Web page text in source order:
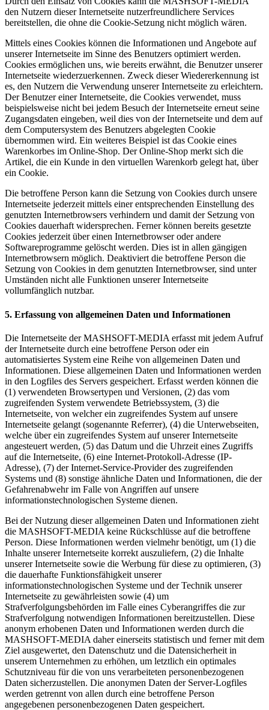
den Nutzern dieser Internetseite nutzerfreundlichere Services
bereitstellen, die ohne die Cookie-Setzung nicht möglich wären.
Mittels eines Cookies können die Informationen und Angebote auf
unserer Internetseite im Sinne des Benutzers optimiert werden.
Cookies ermöglichen uns, wie bereits erwähnt, die Benutzer unserer
Internetseite wiederzuerkennen. Zweck dieser Wiedererkennung ist
es, den Nutzern die Verwendung unserer Internetseite zu erleichtern.
Der Benutzer einer Internetseite, die Cookies verwendet, muss
beispielsweise nicht bei jedem Besuch der Internetseite erneut seine
Zugangsdaten eingeben, weil dies von der Internetseite und dem auf
dem Computersystem des Benutzers abgelegten Cookie
übernommen wird. Ein weiteres Beispiel ist das Cookie eines
Warenkorbes im Online-Shop. Der Online-Shop merkt sich die
Artikel, die ein Kunde in den virtuellen Warenkorb gelegt hat, über
ein Cookie.
Die betroffene Person kann die Setzung von Cookies durch unsere
Internetseite jederzeit mittels einer entsprechenden Einstellung des
genutzten Internetbrowsers verhindern und damit der Setzung von
Cookies dauerhaft widersprechen. Ferner können bereits gesetzte
Cookies jederzeit über einen Internetbrowser oder andere
Softwareprogramme gelöscht werden. Dies ist in allen gängigen
Internetbrowsern möglich. Deaktiviert die betroffene Person die
Setzung von Cookies in dem genutzten Internetbrowser, sind unter
Umständen nicht alle Funktionen unserer Internetseite
vollumfänglich nutzbar.
5. Erfassung von allgemeinen Daten und Informationen
Die Internetseite der MASHSOFT-MEDIA erfasst mit jedem Aufruf
der Internetseite durch eine betroffene Person oder ein
automatisiertes System eine Reihe von allgemeinen Daten und
Informationen. Diese allgemeinen Daten und Informationen werden
in den Logfiles des Servers gespeichert. Erfasst werden können die
(1) verwendeten Browsertypen und Versionen, (2) das vom
zugreifenden System verwendete Betriebssystem, (3) die
Internetseite, von welcher ein zugreifendes System auf unsere
Internetseite gelangt (sogenannte Referrer), (4) die Unterwebseiten,
welche über ein zugreifendes System auf unserer Internetseite
angesteuert werden, (5) das Datum und die Uhrzeit eines Zugriffs
auf die Internetseite, (6) eine Internet-Protokoll-Adresse (IP-
Adresse), (7) der Internet-Service-Provider des zugreifenden
Systems und (8) sonstige ähnliche Daten und Informationen, die der
Gefahrenabwehr im Falle von Angriffen auf unsere
informationstechnologischen Systeme dienen.
Bei der Nutzung dieser allgemeinen Daten und Informationen zieht
die MASHSOFT-MEDIA keine Rückschlüsse auf die betroffene
Person. Diese Informationen werden vielmehr benötigt, um (1) die
Inhalte unserer Internetseite korrekt auszuliefern, (2) die Inhalte
unserer Internetseite sowie die Werbung für diese zu optimieren, (3)
die dauerhafte Funktionsfähigkeit unserer
informationstechnologischen Systeme und der Technik unserer
Internetseite zu gewährleisten sowie (4) um
Strafverfolgungsbehörden im Falle eines Cyberangriffes die zur
Strafverfolgung notwendigen Informationen bereitzustellen. Diese
anonym erhobenen Daten und Informationen werden durch die
MASHSOFT-MEDIA daher einerseits statistisch und ferner mit dem
Ziel ausgewertet, den Datenschutz und die Datensicherheit in
unserem Unternehmen zu erhöhen, um letztlich ein optimales
Schutzniveau für die von uns verarbeiteten personenbezogenen
Daten sicherzustellen. Die anonymen Daten der Server-Logfiles
werden getrennt von allen durch eine betroffene Person
angegebenen personenbezogenen Daten gespeichert.